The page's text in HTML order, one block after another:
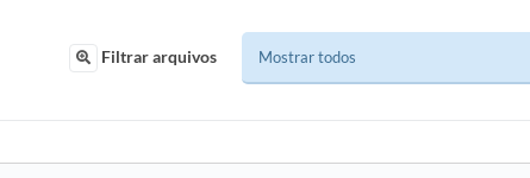
Filtrar arquivos